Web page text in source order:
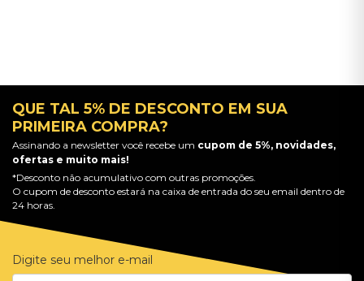
QUE TAL 5% DE DESCONTO EM SUA
PRIMEIRA COMPRA?
Assinando a newsletter você recebe um cupom de 5%, novidades,
ofertas e muito mais!
*Desconto não acumulativo com outras promoções.
O cupom de desconto estará na caixa de entrada do seu email dentro de
24 horas.
Digite seu melhor e-mail